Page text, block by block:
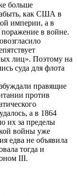
больше
как США в
империи, а в
в войне.
лиц». Поэтому на
суда для флота
правящие
против
а в 1864
их за пределы
войны уже
едва не объявила
тогда и
III.